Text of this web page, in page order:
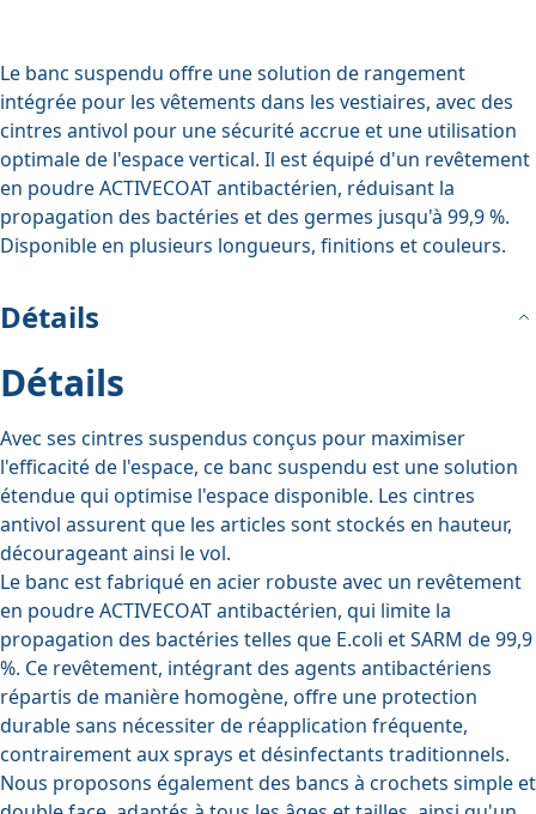
Le banc suspendu offre une solution de rangement
intégrée pour les vêtements dans les vestiaires, avec des
cintres antivol pour une sécurité accrue et une utilisation
optimale de l'espace vertical. Il est équipé d'un revêtement
en poudre ACTIVECOAT antibactérien, réduisant la
propagation des bactéries et des germes jusqu'à 99,9 %.
Disponible en plusieurs longueurs, finitions et couleurs.
Détails
Détails
Avec ses cintres suspendus conçus pour maximiser
l'efficacité de l'espace, ce banc suspendu est une solution
étendue qui optimise l'espace disponible. Les cintres
antivol assurent que les articles sont stockés en hauteur,
décourageant ainsi le vol.
Le banc est fabriqué en acier robuste avec un revêtement
en poudre ACTIVECOAT antibactérien, qui limite la
propagation des bactéries telles que E.coli et SARM de 99,9
%. Ce revêtement, intégrant des agents antibactériens
répartis de manière homogène, offre une protection
durable sans nécessiter de réapplication fréquente,
contrairement aux sprays et désinfectants traditionnels.
Nous proposons également des bancs à crochets simple et